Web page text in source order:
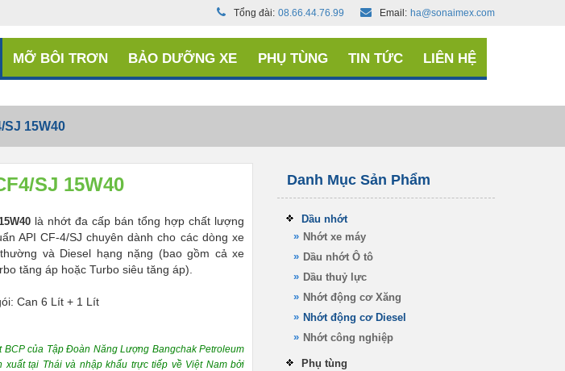
Email: ha@sonaimex.com
Tổng đài: 08.66.44.76.99
MỠ BÔI TRƠN BẢO DƯỠNG XE PHỤ TÙNG TIN TỨC LIÊN HỆ
SJ 15W40
SJ 15W40
là nhớt đa cấp bán tổng hợp chất lượng
API CF-4/SJ chuyên dành cho các dòng xe
và Diesel hạng nặng (bao gồm cả xe
tăng áp hoặc Turbo siêu tăng áp).
Can 6 Lít + 1 Lít
BCP của Tập Đoàn Năng Lượng Bangchak Petroleum
xuất tại Thái và nhập khẩu trực tiếp về Việt Nam bởi
Danh Mục Sản Phẩm
Dầu nhớt
Nhớt xe máy
Dầu nhớt Ô tô
Dầu thuỷ lực
Nhớt động cơ Xăng
Nhớt động cơ Diesel
Nhớt công nghiệp
Phụ tùng